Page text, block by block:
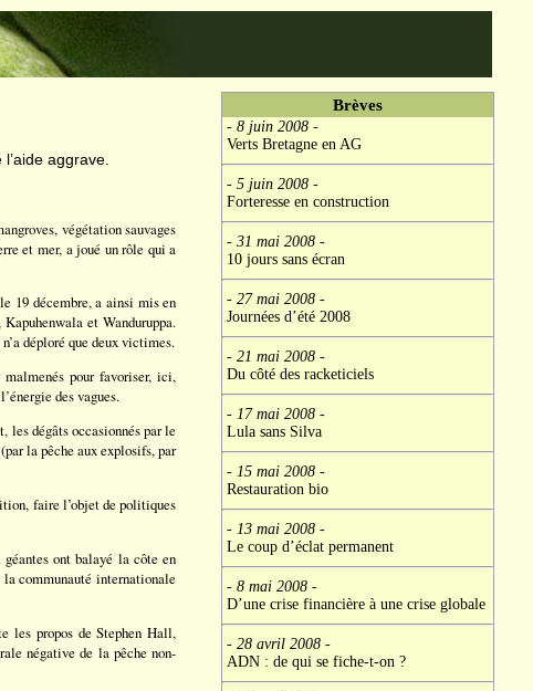
aggrave.
végétation sauvages
et mer, a joué un rôle qui a
19 décembre, a ainsi mis en
et Wanduruppa.
déploré que deux victimes.
pour favoriser, ici,
des vagues.
les dégâts occasionnés par le
la pêche aux explosifs, par
faire l’objet de politiques
ont balayé la côte en
communauté internationale
les propos de Stephen Hall,
négative de la pêche non-
Brèves
- 8 juin 2008-
Verts Bretagne en AG
- 5 juin 2008-
Forteresse en construction
- 31 mai 2008-
10 jours sans écran
- 27 mai 2008-
Journées d’été 2008
- 21 mai 2008-
Du côté des racketiciels
- 17 mai 2008-
Lula sans Silva
- 15 mai 2008-
Restauration bio
- 13 mai 2008-
Le coup d’éclat permanent
- 8 mai 2008-
D’une crise financière à une crise globale
- 28 avril 2008-
ADN : de qui se fiche-t-on ?